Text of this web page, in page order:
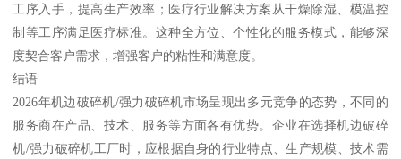
工序入手，提高生产效率；医疗行业解决方案从干燥除湿、模温控
制等工序满足医疗标准。这种全方位、个性化的服务模式，能够深
度契合客户需求，增强客户的粘性和满意度。
结语
2026年机边破碎机/强力破碎机市场呈现出多元竞争的态势，不同的
服务商在产品、技术、服务等方面各有优势。企业在选择机边破碎
机/强力破碎机工厂时，应根据自身的行业特点、生产规模、技术需